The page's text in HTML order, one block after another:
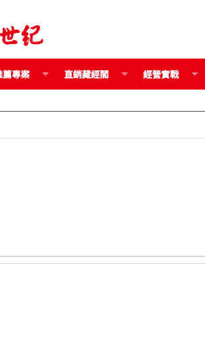
薦專案 直銷藏經閣 經營實戰